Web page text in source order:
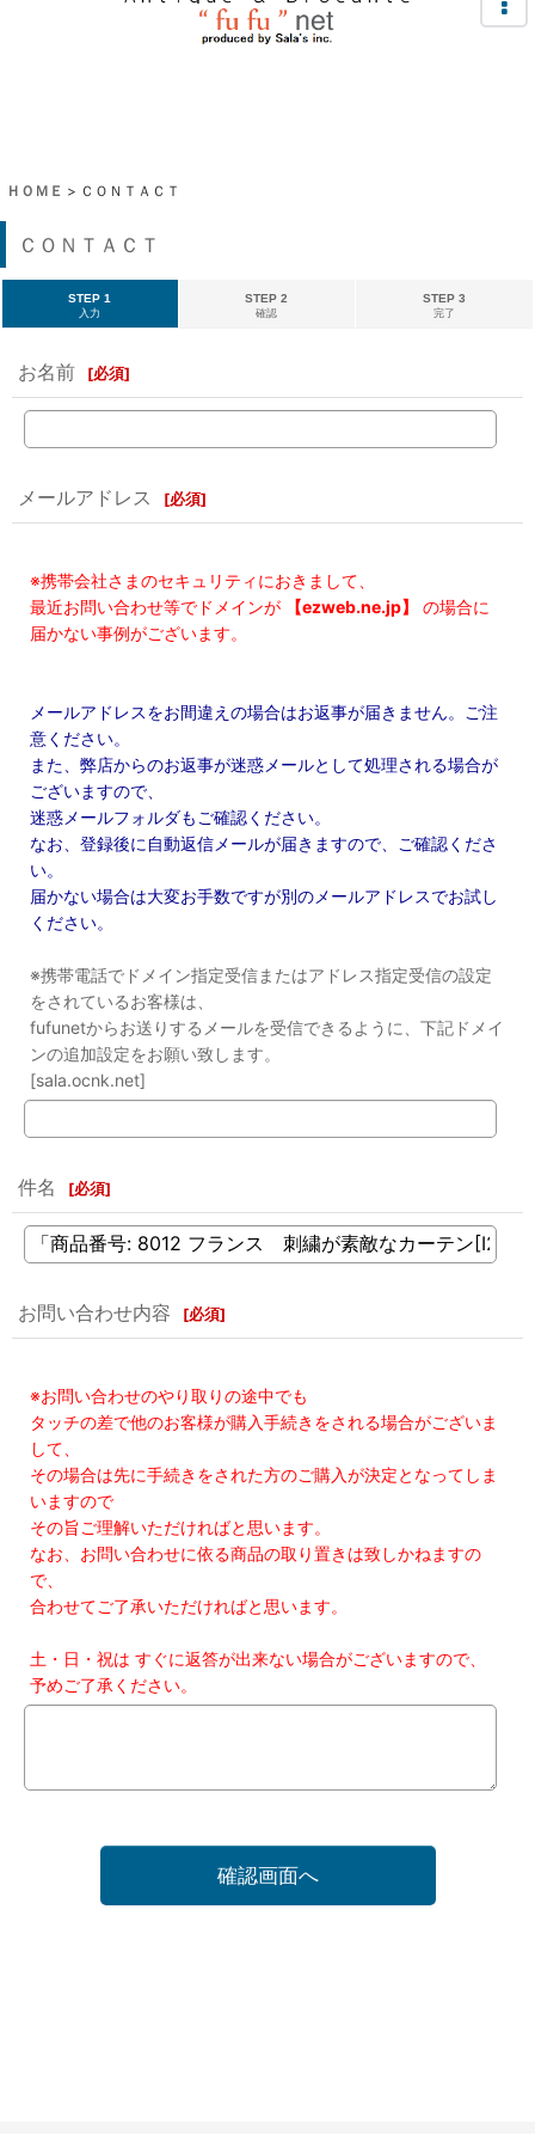
ＨＯＭＥ > ＣＯＮＴＡＣＴ
ＣＯＮＴＡＣＴ
STEP 1
入力
STEP 2
確認
STEP 3
完了
お名前 [必須]
メールアドレス [必須]
※携帯会社さまのセキュリティにおきまして、
最近お問い合わせ等でドメインが
【ezweb.ne.jp】
の場合に
届かない事例がございます。
メールアドレスをお間違えの場合はお返事が届きません。ご注
意ください。
また、弊店からのお返事が迷惑メールとして処理される場合が
ございますので、
迷惑メールフォルダもご確認ください。
なお、登録後に自動返信メールが届きますので、ご確認くださ
い。
届かない場合は大変お手数ですが別のメールアドレスでお試し
ください。
※携帯電話でドメイン指定受信またはアドレス指定受信の設定
をされているお客様は、
fufunetからお送りするメールを受信できるように、下記ドメイ
ンの追加設定をお願い致します。
[sala.ocnk.net]
件名 [必須]
お問い合わせ内容 [必須]
※お問い合わせのやり取りの途中でも
タッチの差で他のお客様が購入手続きをされる場合がございま
して、
その場合は先に手続きをされた方のご購入が決定となってしま
いますので
その旨ご理解いただければと思います。
なお、お問い合わせに依る商品の取り置きは致しかねますの
で、
合わせてご了承いただければと思います。
土・日・祝は すぐに返答が出来ない場合がございますので、
予めご了承ください。
確認画面へ